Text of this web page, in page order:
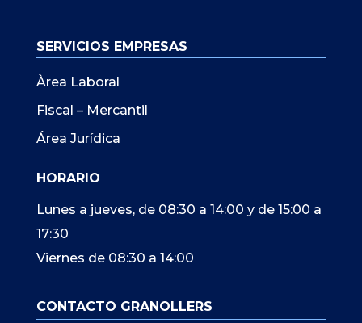
SERVICIOS EMPRESAS
Àrea Laboral
Fiscal – Mercantil
Área Jurídica
HORARIO
Lunes a jueves, de 08:30 a 14:00 y de 15:00 a
17:30
Viernes de 08:30 a 14:00
CONTACTO GRANOLLERS